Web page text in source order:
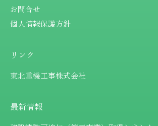
お問合せ
個人情報保護方針
リンク
東北重機工事株式会社
最新情報